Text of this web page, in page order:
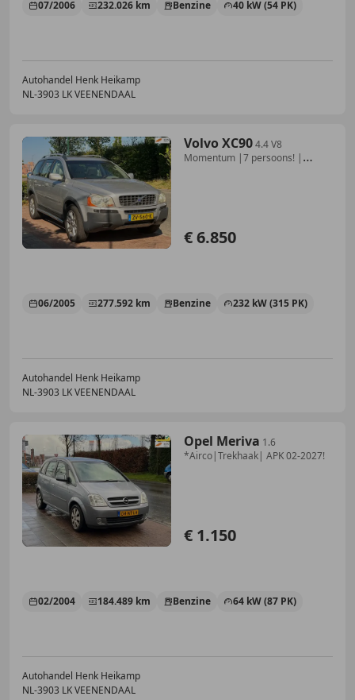
07/2006 232.026 km Benzine 40 kW (54 PK)
Autohandel Henk Heikamp
NL-3903 LK VEENENDAAL
Volvo XC904.4 V8
Momentum |7 persoons! |
€ 6.850
06/2005 277.592 km Benzine 232 kW (315 PK)
Autohandel Henk Heikamp
NL-3903 LK VEENENDAAL
Opel Meriva 1.6
*Airco|Trekhaak| APK 02-2027!
€ 1.150
02/2004 184.489 km Benzine 64 kW (87 PK)
Autohandel Henk Heikamp
NL-3903 LK VEENENDAAL